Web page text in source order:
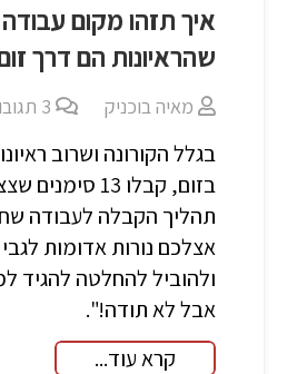
איך תזהו מקום
שהראיונות הם דרך
מאיה בוכניק 3
בגלל הקורונה ושרוב
בזום, קבלו 13
תהליך הקבלה לעבודה
אצלכם נורות אדומות
ולהוביל להחלטה להגיד
אבל לא תודה!".
קרא עוד...